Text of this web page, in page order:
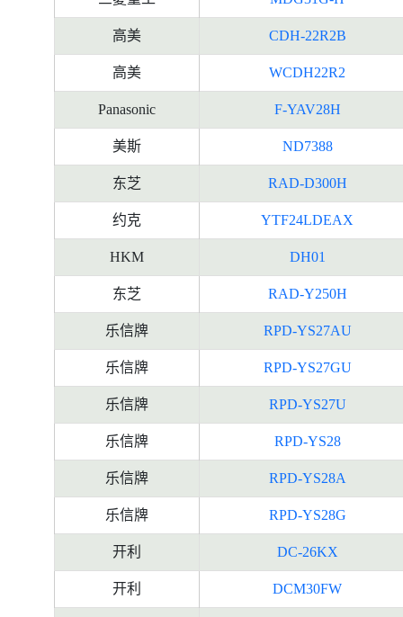
高美 CDH-22R2B
高美 WCDH22R2
Panasonic F-YAV28H
美斯 ND7388
东芝 RAD-D300H
约克 YTF24LDEAX
HKM DH01
东芝 RAD-Y250H
乐信牌 RPD-YS27AU
乐信牌 RPD-YS27GU
乐信牌 RPD-YS27U
乐信牌 RPD-YS28
乐信牌 RPD-YS28A
乐信牌 RPD-YS28G
开利 DC-26KX
开利 DCM30FW